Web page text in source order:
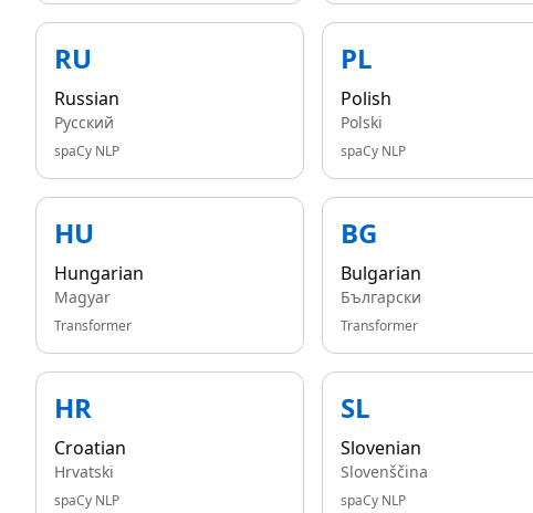
RU
Russian
Русский
spaCy NLP
PL
Polish
Polski
spaCy NLP
HU
Hungarian
Magyar
Transformer
BG
Bulgarian
Български
Transformer
HR
Croatian
Hrvatski
spaCy NLP
SL
Slovenian
Slovenščina
spaCy NLP